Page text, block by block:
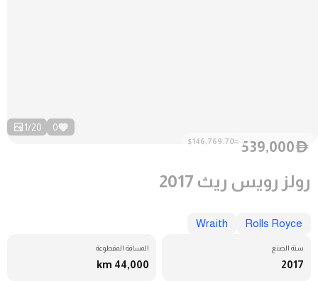
0
1/20
D
539,000
≈$146,769.70
رولز رويس ريث 2017
Rolls Royce
Wraith
سنة الصنع
2017
المسافة المقطوعة
44,000 km